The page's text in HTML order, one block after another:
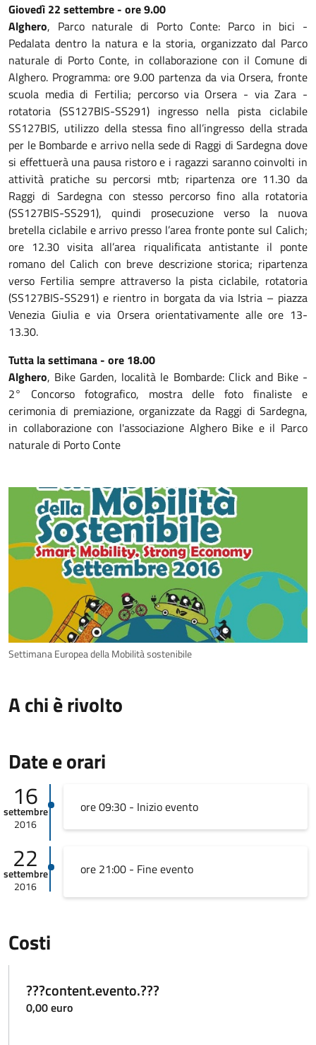
Giovedì 22 settembre - ore 9.00
Alghero, Parco naturale di Porto Conte: Parco in bici -
Pedalata dentro la natura e la storia, organizzato dal Parco
naturale di Porto Conte, in collaborazione con il Comune di
Alghero. Programma: ore 9.00 partenza da via Orsera, fronte
scuola media di Fertilia; percorso via Orsera - via Zara -
rotatoria (SS127BIS-SS291) ingresso nella pista ciclabile
SS127BIS, utilizzo della stessa fino all’ingresso della strada
per le Bombarde e arrivo nella sede di Raggi di Sardegna dove
si effettuerà una pausa ristoro e i ragazzi saranno coinvolti in
attività pratiche su percorsi mtb; ripartenza ore 11.30 da
Raggi di Sardegna con stesso percorso fino alla rotatoria
(SS127BIS-SS291), quindi prosecuzione verso la nuova
bretella ciclabile e arrivo presso l’area fronte ponte sul Calich;
ore 12.30 visita all’area riqualificata antistante il ponte
romano del Calich con breve descrizione storica; ripartenza
verso Fertilia sempre attraverso la pista ciclabile, rotatoria
(SS127BIS-SS291) e rientro in borgata da via Istria – piazza
Venezia Giulia e via Orsera orientativamente alle ore 13-
13.30.
Tutta la settimana - ore 18.00
Alghero, Bike Garden, località le Bombarde: Click and Bike -
2° Concorso fotografico, mostra delle foto finaliste e
cerimonia di premiazione, organizzate da Raggi di Sardegna,
in collaborazione con l'associazione Alghero Bike e il Parco
naturale di Porto Conte
Settimana Europea della Mobilità sostenibile
A chi è rivolto
Date e orari
16
settembre
2016
ore 09:30 - Inizio evento
22
settembre
2016
ore 21:00 - Fine evento
Costi
???content.evento.???
0,00 euro